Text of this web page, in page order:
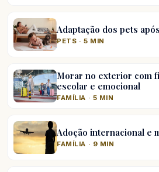
Adaptação dos pets
PETS · 5 MIN
Morar no exterior com
escolar e emocional
FAMÍLIA · 5 MIN
Adoção internacional e
FAMÍLIA · 9 MIN